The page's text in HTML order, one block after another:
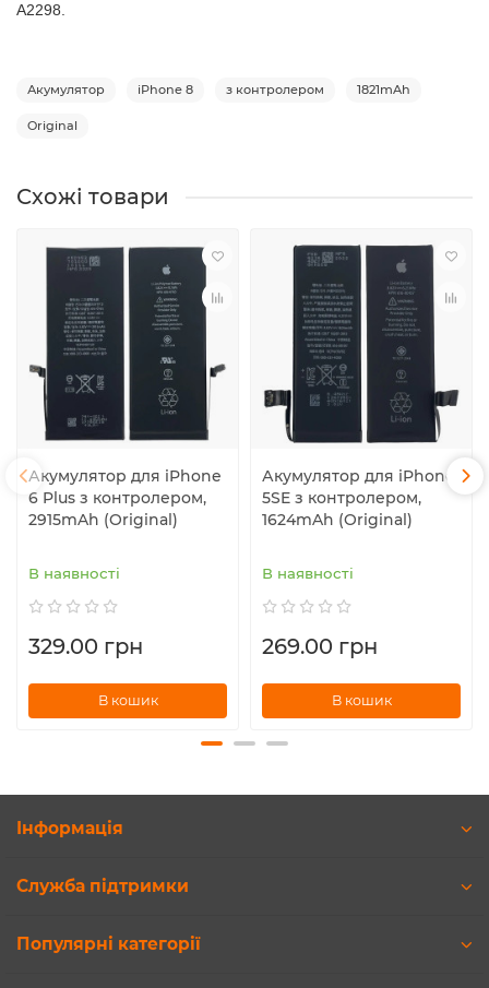
A2298.
Акумулятор iPhone 8 з контролером 1821mAh
Original
Схожі товари
Акумулятор для iPhone
6 Plus з контролером,
2915mAh (Original)
В наявності
329.00 грн
В кошик
Акумулятор для iPhone
5SE з контролером,
1624mAh (Original)
В наявності
269.00 грн
В кошик
Інформація
Служба підтримки
Популярні категорії